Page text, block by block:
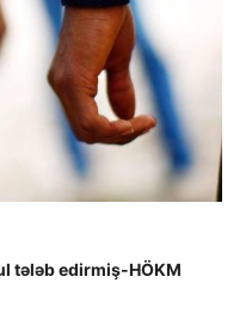
tələb edirmiş-HÖKM